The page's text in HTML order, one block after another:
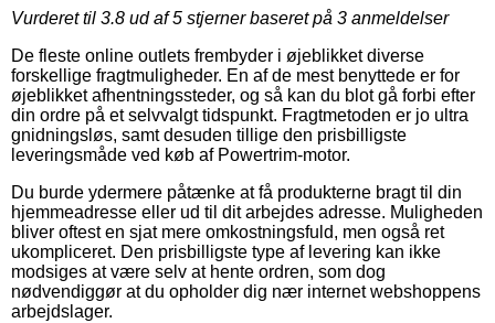
Vurderet til 3.8 ud af 5 stjerner baseret på 3 anmeldelser
De fleste online outlets frembyder i øjeblikket diverse
forskellige fragtmuligheder. En af de mest benyttede er for
øjeblikket afhentningssteder, og så kan du blot gå forbi efter
din ordre på et selvvalgt tidspunkt. Fragtmetoden er jo ultra
gnidningsløs, samt desuden tillige den prisbilligste
leveringsmåde ved køb af Powertrim-motor.
Du burde ydermere påtænke at få produkterne bragt til din
hjemmeadresse eller ud til dit arbejdes adresse. Muligheden
bliver oftest en sjat mere omkostningsfuld, men også ret
ukompliceret. Den prisbilligste type af levering kan ikke
modsiges at være selv at hente ordren, som dog
nødvendiggør at du opholder dig nær internet webshoppens
arbejdslager.